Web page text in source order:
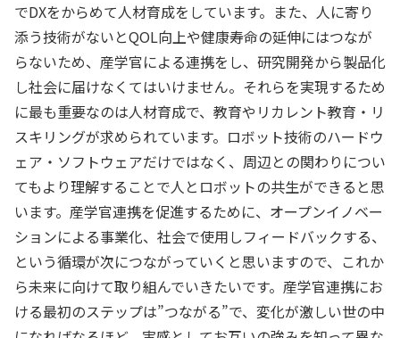
でDXをからめて人材育成をしています。また、人に寄り
添う技術がないとQOL向上や健康寿命の延伸にはつなが
らないため、産学官による連携をし、研究開発から製品化
し社会に届けなくてはいけません。それらを実現するため
に最も重要なのは人材育成で、教育やリカレント教育・リ
スキリングが求められています。ロボット技術のハードウ
ェア・ソフトウェアだけではなく、周辺との関わりについ
てもより理解することで人とロボットの共生ができると思
います。産学官連携を促進するために、オープンイノベー
ションによる事業化、社会で使用しフィードバックする、
という循環が次につながっていくと思いますので、これか
ら未来に向けて取り組んでいきたいです。産学官連携にお
ける最初のステップは”つながる”で、変化が激しい世の中